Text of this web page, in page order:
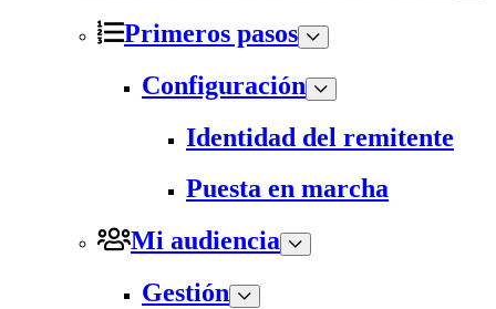
Primeros pasos
Configuración
Identidad del remitente
Puesta en marcha
Mi audiencia
Gestión